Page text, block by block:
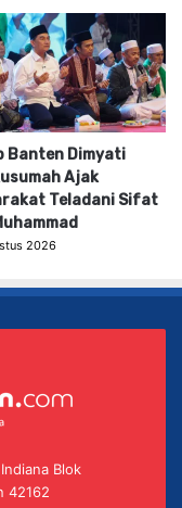
Banten Dimyati
Ajak
Teladani Sifat
2026
Blok
42162